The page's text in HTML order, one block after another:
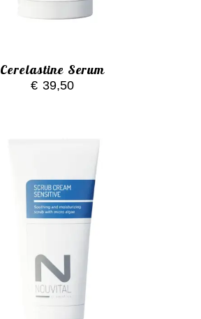
Cerelastine Serum
€ 39,50